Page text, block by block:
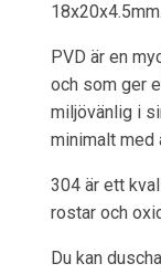
18x20x4.5mm.
PVD är en
och som ger
miljövänlig i
minimalt med
304 är ett
rostar och
Du kan